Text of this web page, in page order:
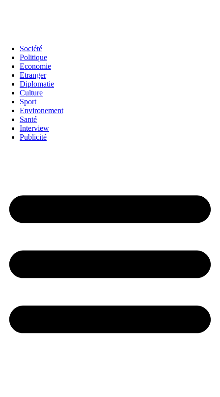
Société
Politique
Economie
Etranger
Diplomatie
Culture
Sport
Environement
Santé
Interview
Publicité